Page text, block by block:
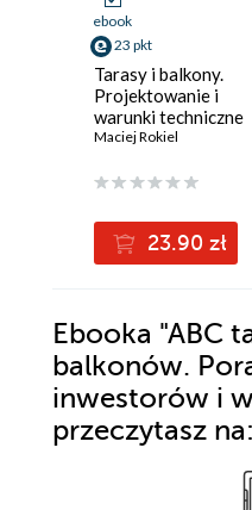
ebook
23 pkt
Tarasy i balkony.
Projektowanie i
warunki techniczne
wykonania i
Maciej Rokiel
23.90 zł
Ebooka "ABC
balkonów.
inwestorów i
przeczytasz na: